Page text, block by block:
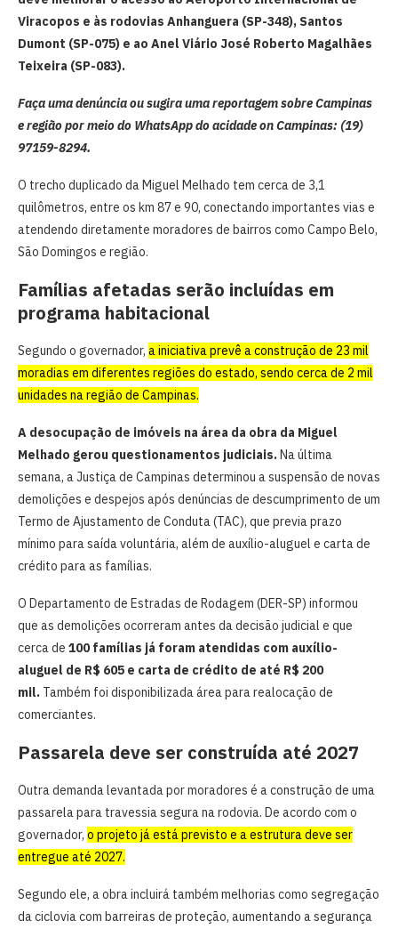
Viracopos e às rodovias Anhanguera (SP-348), Santos
Dumont (SP-075) e ao Anel Viário José Roberto Magalhães
Teixeira (SP-083).
Faça uma denúncia ou sugira uma reportagem sobre Campinas
e região por meio do WhatsApp do acidade on Campinas: (19)
97159-8294.
O trecho duplicado da Miguel Melhado tem cerca de 3,1
quilômetros, entre os km 87 e 90, conectando importantes vias e
atendendo diretamente moradores de bairros como Campo Belo,
São Domingos e região.
Famílias afetadas serão incluídas em
programa habitacional
Segundo o governador, a iniciativa prevê a construção de 23 mil
moradias em diferentes regiões do estado, sendo cerca de 2 mil
unidades na região de Campinas.
A desocupação de imóveis na área da obra da Miguel
Melhado gerou questionamentos judiciais.Na última
semana, a Justiça de Campinas determinou a suspensão de novas
demolições e despejos após denúncias de descumprimento de um
Termo de Ajustamento de Conduta (TAC), que previa prazo
mínimo para saída voluntária, além de auxílio-aluguel e carta de
crédito para as famílias.
O Departamento de Estradas de Rodagem (DER-SP) informou
que as demolições ocorreram antes da decisão judicial e que
cerca de 100 famílias já foram atendidas com auxílio-
aluguel de R$ 605 e carta de crédito de até R$ 200
mil. Também foi disponibilizada área para realocação de
comerciantes.
Passarela deve ser construída até 2027
Outra demanda levantada por moradores é a construção de uma
passarela para travessia segura na rodovia. De acordo com o
governador, o projeto já está previsto e a estrutura deve ser
entregue até 2027.
Segundo ele, a obra incluirá também melhorias como segregação
da ciclovia com barreiras de proteção, aumentando a segurança